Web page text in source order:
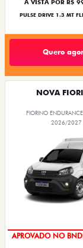
À VISTA POR R$
PULSE DRIVE 1.3 MT
Quero
NOVA
FIORINO
2026/2027
APROVADO NO